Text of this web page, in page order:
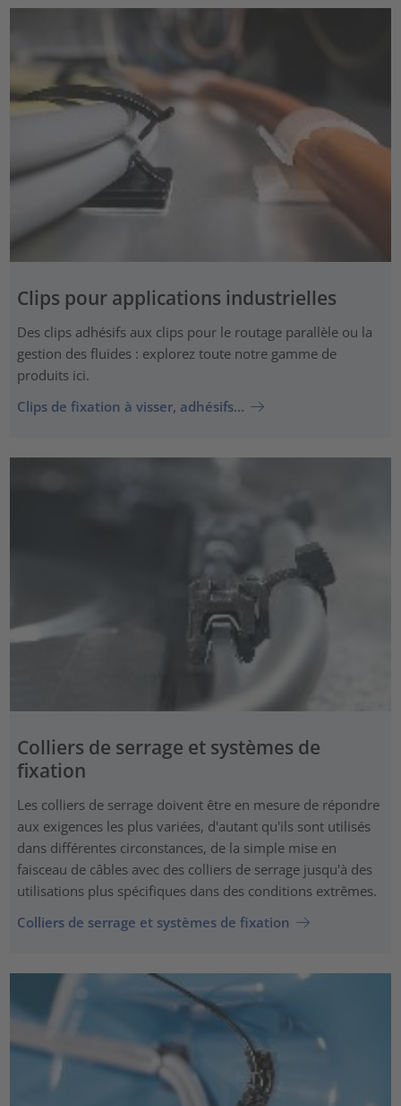
Clips pour applications industrielles
Des clips adhésifs aux clips pour le routage parallèle ou la
gestion des fluides : explorez toute notre gamme de
produits ici.
Clips de fixation à visser, adhésifs…
Colliers de serrage et systèmes de
fixation
Les colliers de serrage doivent être en mesure de répondre
aux exigences les plus variées, d'autant qu'ils sont utilisés
dans différentes circonstances, de la simple mise en
faisceau de câbles avec des colliers de serrage jusqu'à des
utilisations plus spécifiques dans des conditions extrêmes.
Colliers de serrage et systèmes de fixation